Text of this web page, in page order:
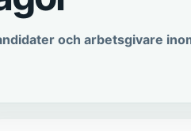
och arbetsgivare